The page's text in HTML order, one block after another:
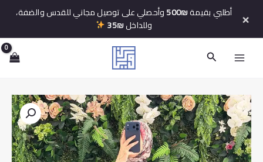
أطلبي بقيمة500₪وأحصلي على توصيل مجاني للقدس والضفة،
وللداخل35₪ ×
البحث